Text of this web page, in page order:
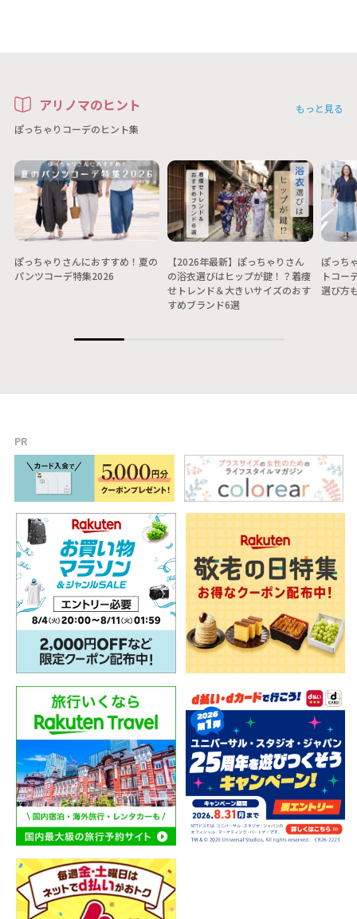
アリノマのヒント
ぽっちゃりコーデのヒント集
もっと見る
ぽっちゃりさんにおすすめ！夏の
パンツコーデ特集2026
【2026年最新】ぽっちゃりさん
の浴衣選びはヒップが鍵！？着痩
せトレンド＆大きいサイズのおす
すめブランド6選
ぽっち
トコー
選び方
PR